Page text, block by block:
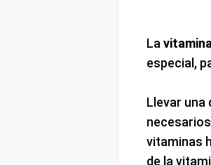
La
especial,
Llevar
vitaminas
de la